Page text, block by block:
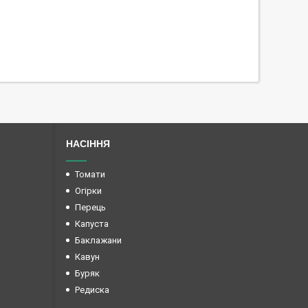
НАСІННЯ
Томати
Огірки
Перець
Капуста
Баклажани
Кавун
Буряк
Редиска